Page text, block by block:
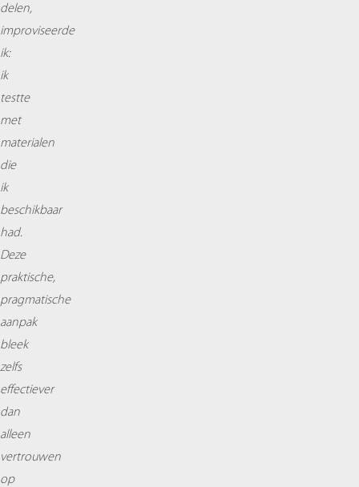
delen,
improviseerde
ik:
ik
testte
met
materialen
die
ik
beschikbaar
had.
Deze
praktische,
pragmatische
aanpak
bleek
zelfs
effectiever
dan
alleen
vertrouwen
op